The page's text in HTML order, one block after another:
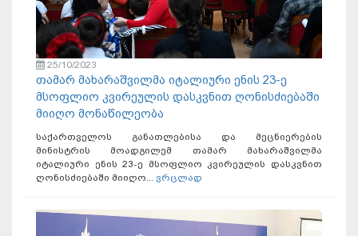
25/10/2023
თამარ მახარაშვილმა იტალიური ენის 23-ე
მსოფლიო კვირეულის დასკვნით ღონისძიებაში
მიიღო მონაწილეობა
საქართველოს განათლებისა და მეცნიერების
მინისტრის მოადგილემ თამარ მახარაშვილმა
იტალიური ენის 23-ე მსოფლიო კვირეულის დასკვნით
ღონისძიებაში მიიღო... ვრცლად